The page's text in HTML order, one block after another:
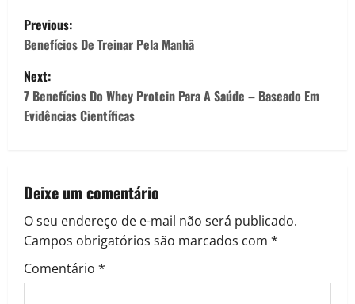
P
o
s
t
a
v
i
g
Previous:
Benefícios De Treinar Pela Manhã
Next:
7 Benefícios Do Whey Protein Para A Saúde – Baseado Em
Evidências Científicas
Deixe um comentário
O seu endereço de e-mail não será publicado.
Campos obrigatórios são marcados com *
Comentário *